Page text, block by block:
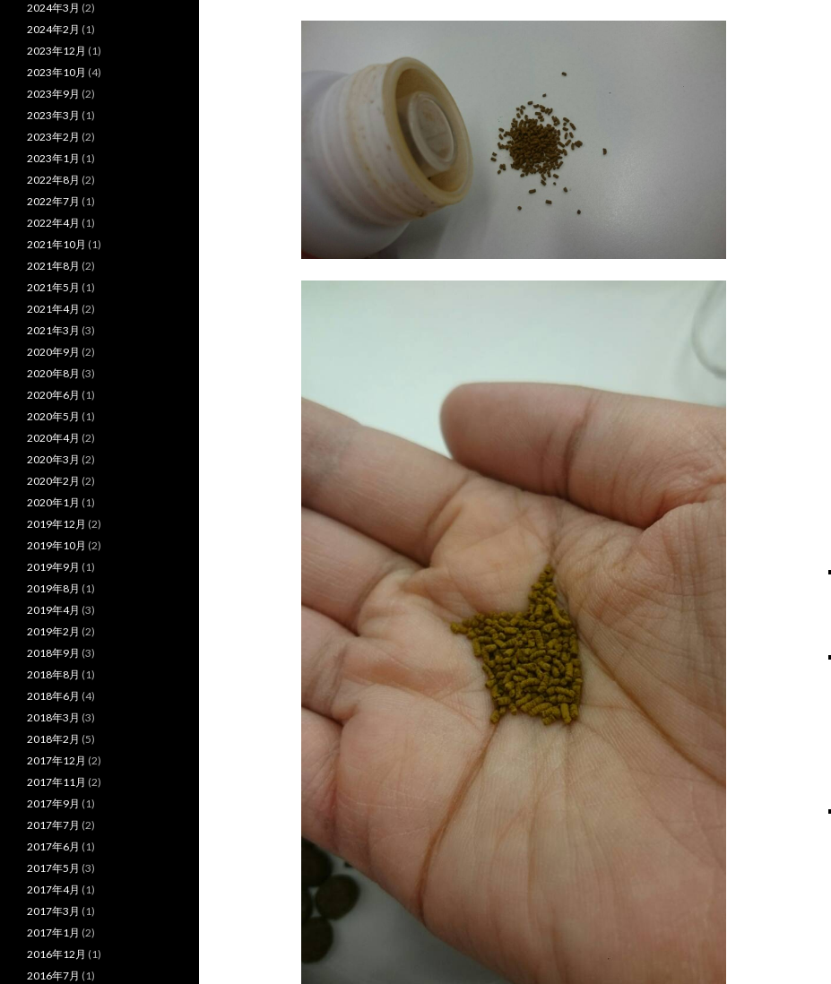
2024年3月 (2)
2024年2月 (1)
2023年12月 (1)
2023年10月 (4)
2023年9月 (2)
2023年3月 (1)
2023年2月 (2)
2023年1月 (1)
2022年8月 (2)
2022年7月 (1)
2022年4月 (1)
2021年10月 (1)
2021年8月 (2)
2021年5月 (1)
2021年4月 (2)
2021年3月 (3)
2020年9月 (2)
2020年8月 (3)
2020年6月 (1)
2020年5月 (1)
2020年4月 (2)
2020年3月 (2)
2020年2月 (2)
2020年1月 (1)
2019年12月 (2)
2019年10月 (2)
2019年9月 (1)
2019年8月 (1)
2019年4月 (3)
2019年2月 (2)
2018年9月 (3)
2018年8月 (1)
2018年6月 (4)
2018年3月 (3)
2018年2月 (5)
2017年12月 (2)
2017年11月 (2)
2017年9月 (1)
2017年7月 (2)
2017年6月 (1)
2017年5月 (3)
2017年4月 (1)
2017年3月 (1)
2017年1月 (2)
2016年12月 (1)
2016年7月 (1)